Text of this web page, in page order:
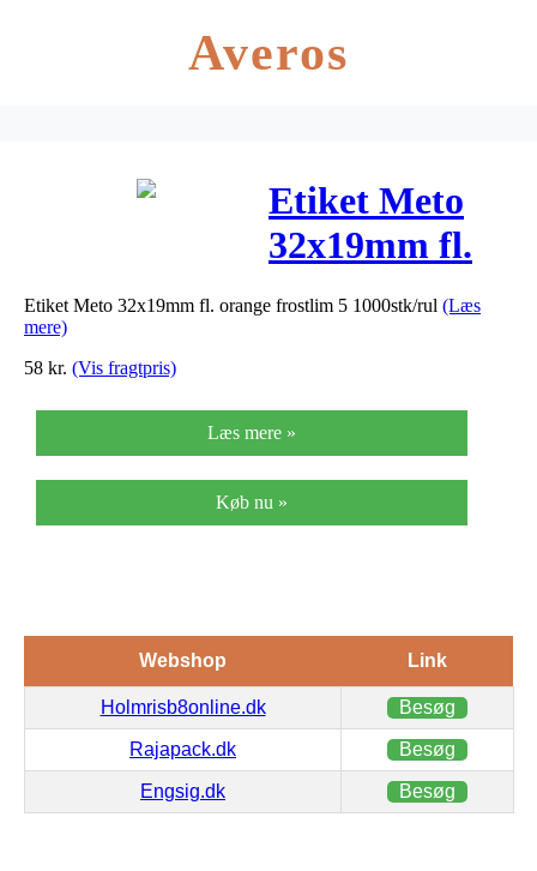
Averos
Etiket Meto
32x19mm fl.
orange
Etiket Meto 32x19mm fl. orange frostlim 5 1000stk/rul (Læs
mere)
58 kr. (Vis fragtpris)
Læs mere »
Køb nu »
Webshop Link
Holmrisb8online.dk Besøg
Rajapack.dk Besøg
Engsig.dk Besøg